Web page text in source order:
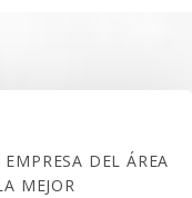
DEL ÁREA
MEJOR